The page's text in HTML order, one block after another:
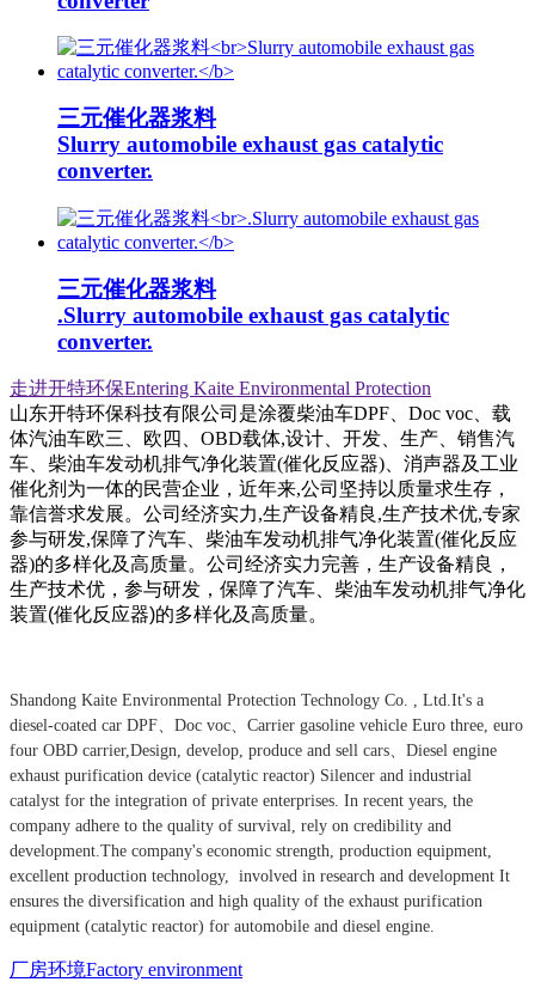
三元催化器浆料
Slurry automobile exhaust gas catalytic
converter.
三元催化器浆料
.Slurry automobile exhaust gas catalytic
converter.
走进开特环保Entering Kaite Environmental Protection
山东开特环保科技有限公司是涂覆柴油车DPF、Doc voc、载
体汽油车欧三、欧四、OBD载体,设计、开发、生产、销售汽
车、柴油车发动机排气净化装置(催化反应器)、消声器及工业
催化剂为一体的民营企业，近年来,公司坚持以质量求生存，
靠信誉求发展。公司经济实力,生产设备精良,生产技术优,专家
参与研发,保障了汽车、柴油车发动机排气净化装置(催化反应
器)的多样化及高质量。 公司经济实力完善，生产设备精良，
生产技术优，参与研发，保障了汽车、柴油车发动机排气净化
装置(催化反应器)的多样化及高质量。
Shandong Kaite Environmental Protection Technology Co. , Ltd.It's a
diesel-coated car DPF、Doc voc、 Carrier gasoline vehicle Euro three, euro
four OBD carrier,Design, develop, produce and sell cars、 Diesel engine
exhaust purification device (catalytic reactor) Silencer and industrial
catalyst for the integration of private enterprises. In recent years, the
company adhere to the quality of survival, rely on credibility and
development.The company's economic strength, production equipment,
excellent production technology, involved in research and development It
ensures the diversification and high quality of the exhaust purification
equipment (catalytic reactor) for automobile and diesel engine.
厂房环境Factory environment